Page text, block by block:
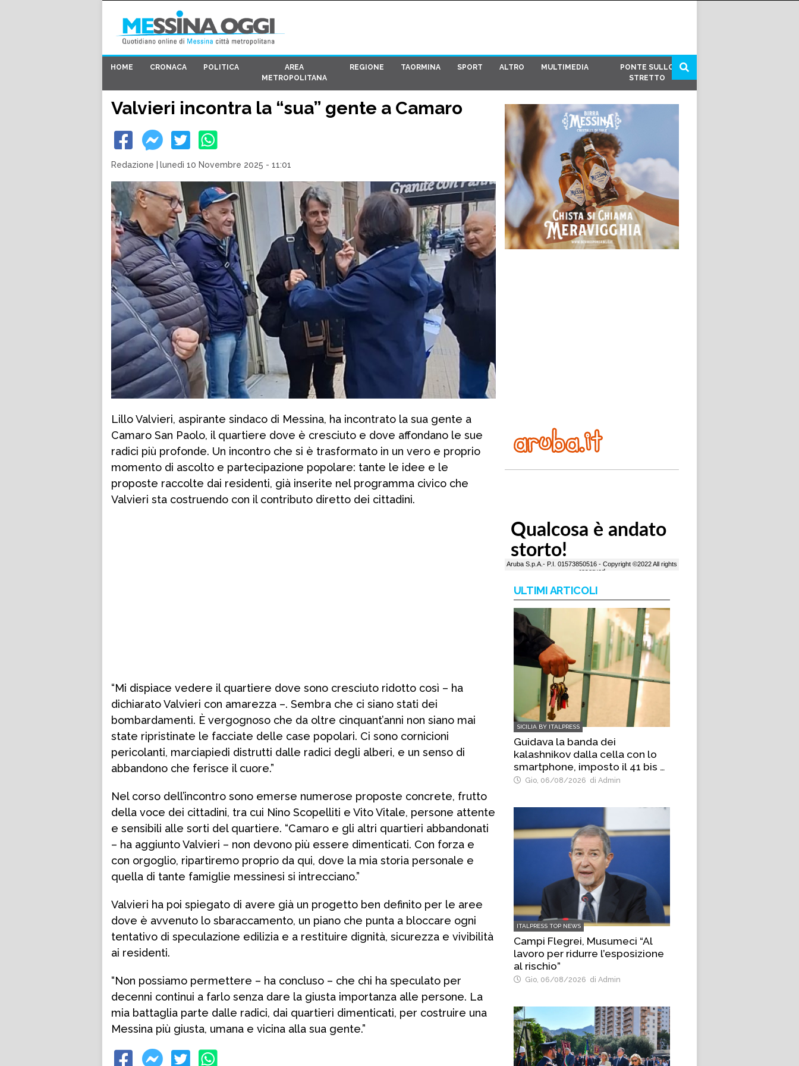
HOME CRONACA POLITICA
AREA
METROPOLITANA
REGIONE TAORMINA SPORT ALTRO MULTIMEDIA
PONTE SULLO
STRETTO
Valvieri incontra la “sua” gente a Camaro
Redazione lunedì 10 Novembre 2025 - 11:01
Lillo Valvieri, aspirante sindaco di Messina, ha incontrato la sua gente a
Camaro San Paolo, il quartiere dove è cresciuto e dove affondano le sue
radici più profonde. Un incontro che si è trasformato in un vero e proprio
momento di ascolto e partecipazione popolare: tante le idee e le
proposte raccolte dai residenti, già inserite nel programma civico che
Valvieri sta costruendo con il contributo diretto dei cittadini.
“Mi dispiace vedere il quartiere dove sono cresciuto ridotto così – ha
dichiarato Valvieri con amarezza –. Sembra che ci siano stati dei
bombardamenti. È vergognoso che da oltre cinquant’anni non siano mai
state ripristinate le facciate delle case popolari. Ci sono cornicioni
pericolanti, marciapiedi distrutti dalle radici degli alberi, e un senso di
abbandono che ferisce il cuore.”
Nel corso dell’incontro sono emerse numerose proposte concrete, frutto
della voce dei cittadini, tra cui Nino Scopelliti e Vito Vitale, persone attente
e sensibili alle sorti del quartiere. “Camaro e gli altri quartieri abbandonati
– ha aggiunto Valvieri – non devono più essere dimenticati. Con forza e
con orgoglio, ripartiremo proprio da qui, dove la mia storia personale e
quella di tante famiglie messinesi si intrecciano.”
Valvieri ha poi spiegato di avere già un progetto ben definito per le aree
dove è avvenuto lo sbaraccamento, un piano che punta a bloccare ogni
tentativo di speculazione edilizia e a restituire dignità, sicurezza e vivibilità
ai residenti.
“Non possiamo permettere – ha concluso – che chi ha speculato per
decenni continui a farlo senza dare la giusta importanza alle persone. La
mia battaglia parte dalle radici, dai quartieri dimenticati, per costruire una
Messina più giusta, umana e vicina alla sua gente.”
ULTIMI ARTICOLI
SICILIA BY ITALPRESS
Guidava la banda dei
kalashnikov dalla cella con lo
smartphone, imposto il 41 bis a
boss emergente di Palermo
Gio, 06/08/2026 di Admin
ITALPRESS TOP NEWS
Campi Flegrei, Musumeci “Al
lavoro per ridurre l’esposizione
al rischio”
Gio, 06/08/2026 di Admin